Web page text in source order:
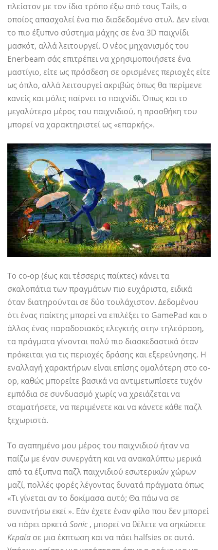
πλείστον με τον ίδιο τρόπο έξω από τους Tails, ο
οποίος απασχολεί ένα πιο διαδεδομένο στυλ. Δεν είναι
το πιο έξυπνο σύστημα μάχης σε ένα 3D παιχνίδι
μασκότ, αλλά λειτουργεί. Ο νέος μηχανισμός του
Enerbeam σάς επιτρέπει να χρησιμοποιήσετε ένα
μαστίγιο, είτε ως πρόσδεση σε ορισμένες περιοχές είτε
ως όπλο, αλλά λειτουργεί ακριβώς όπως θα περίμενε
κανείς και μόλις παίρνει το παιχνίδι. Όπως και το
μεγαλύτερο μέρος του παιχνιδιού, η προσθήκη του
μπορεί να χαρακτηριστεί ως «επαρκής».
Το co-op (έως και τέσσερις παίκτες) κάνει τα
σκαλοπάτια των πραγμάτων πιο ευχάριστα, ειδικά
όταν διατηρούνται σε δύο τουλάχιστον. Δεδομένου
ότι ένας παίκτης μπορεί να επιλέξει το GamePad και ο
άλλος ένας παραδοσιακός ελεγκτής στην τηλεόραση,
τα πράγματα γίνονται πολύ πιο διασκεδαστικά όταν
πρόκειται για τις περιοχές δράσης και εξερεύνησης. Η
εναλλαγή χαρακτήρων είναι επίσης ομαλότερη στο co-
op, καθώς μπορείτε βασικά να αντιμετωπίσετε τυχόν
εμπόδια σε συνδυασμό χωρίς να χρειάζεται να
σταματήσετε, να περιμένετε και να κάνετε κάθε παζλ
ξεχωριστά.
Το αγαπημένο μου μέρος του παιχνιδιού ήταν να
παίζω με έναν συνεργάτη και να ανακαλύπτω μερικά
από τα έξυπνα παζλ παιχνιδιού εσωτερικών χώρων
μαζί, πολλές φορές λέγοντας δυνατά πράγματα όπως
«Τι γίνεται αν το δοκίμασα αυτό; Θα πάω να σε
συναντήσω εκεί ». Εάν έχετε έναν φίλο που δεν μπορεί
να πάρει αρκετάSonic , μπορεί να θέλετε να σηκώσετε
Κεραία σε μια έκπτωση και να πάει halfsies σε αυτό.